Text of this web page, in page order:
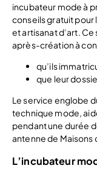
incubateur mode à
conseils gratuit pour
et artisanat d’art.
après-création à
qu’ils
que leur
Le service englobe
technique mode,
pendant une durée
antenne de Maisons
L’incubateur